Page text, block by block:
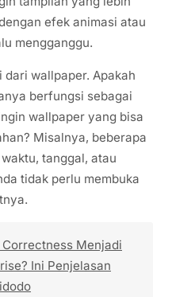
efek animasi atau
mengganggu.
wallpaper. Apakah
berfungsi sebagai
wallpaper yang bisa
Misalnya, beberapa
tanggal, atau
tidak perlu membuka
Menjadi
Ini Penjelasan